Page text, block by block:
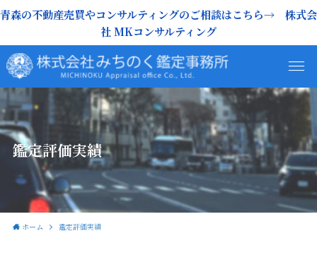
青森の不動産売買やコンサルティングのご相談はこちら→ 株式会
社 MKコンサルティング
鑑定評価実績
ホーム 鑑定評価実績